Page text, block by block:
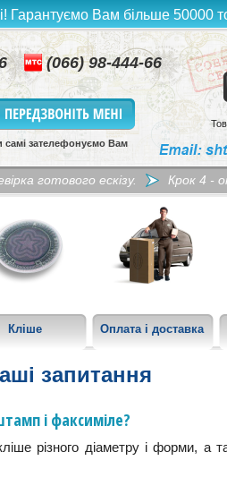
Гарантуємо Вам більше 50000
(066) 98-444-66
самі зателефонуємо Вам
готового ескізу. Крок 4 -
Кліше Оплата і доставка
запитання
і факсиміле?
різного діаметру і форми, а